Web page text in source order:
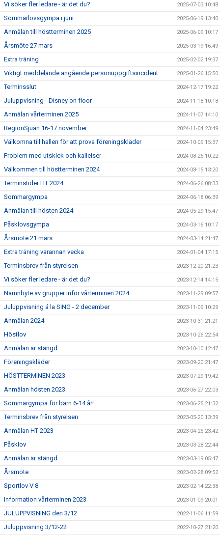
Vi söker fler ledare - är det du? 2025-07-03 10:48
Sommarlovsgympa i juni 2025-06-19 13:40
Anmälan till höstterminen 2025 2025-06-09 10:17
Årsmöte 27 mars 2025-03-19 16:49
Extra träning 2025-02-02 19:37
Viktigt meddelande angående personuppgiftsincident. 2025-01-26 15:50
Terminsslut 2024-12-17 19:22
Juluppvisning - Disney on floor 2024-11-18 10:18
Anmälan vårterminen 2025 2024-11-07 14:10
RegionSjuan 16-17 november 2024-11-04 23:49
Välkomna till hallen för att prova föreningskläder 2024-10-09 15:37
Problem med utskick och kallelser 2024-08-26 10:22
Välkommen till höstterminen 2024 2024-08-15 13:20
Terminstider HT 2024 2024-06-26 08:33
Sommargympa 2024-06-18 06:39
Anmälan till hösten 2024 2024-05-29 15:47
Påsklovsgympa 2024-03-16 10:17
Årsmöte 21 mars 2024-03-14 21:47
Extra träning varannan vecka 2024-01-04 17:15
Terminsbrev från styrelsen 2023-12-20 21:23
Vi söker fler ledare - är det du? 2023-12-14 14:15
Namnbyte av grupper inför vårterminen 2024 2023-11-29 09:57
Juluppvisning á la SING - 2 december 2023-11-09 10:29
Anmälan 2024 2023-10-31 21:21
Höstlov 2023-10-26 22:54
Anmälan är stängd 2023-10-10 12:47
Föreningskläder 2023-09-20 21:47
HÖSTTERMINEN 2023 2023-07-29 19:42
Anmälan hösten 2023 2023-06-27 22:03
Sommargympa för barn 6-14 år! 2023-06-25 21:32
Terminsbrev från styrelsen 2023-05-20 13:39
Anmälan HT 2023 2023-04-26 23:42
Påsklov 2023-03-28 22:44
Anmälan är stängd 2023-03-19 05:47
Årsmöte 2023-02-28 09:52
Sportlov V 8 2023-02-14 22:38
Information vårterminen 2023 2023-01-09 20:01
JULUPPVISNING den 3/12 2022-11-06 11:59
Juluppvisning 3/12-22 2022-10-27 21:20